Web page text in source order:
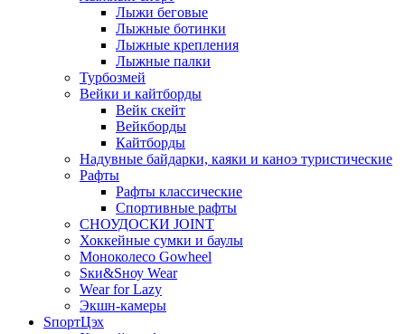
Лыжи беговые
Лыжные ботинки
Лыжные крепления
Лыжные палки
Турбозмей
Вейки и кайтборды
Вейк скейт
Вейкборды
Кайтборды
Надувные байдарки, каяки и каноэ туристические
Рафты
Рафты классические
Спортивные рафты
СНОУДОСКИ JOINT
Хоккейные сумки и баулы
Моноколесо Gowheel
Sки&Sноу Wear
Wear for Lazy
Экшн-камеры
SпортЦэх